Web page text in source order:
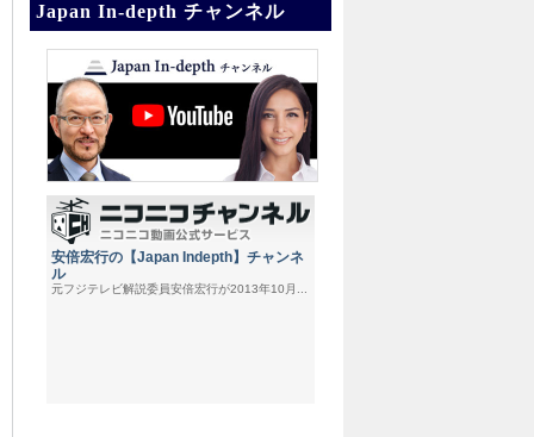
Japan In-depth チャンネル